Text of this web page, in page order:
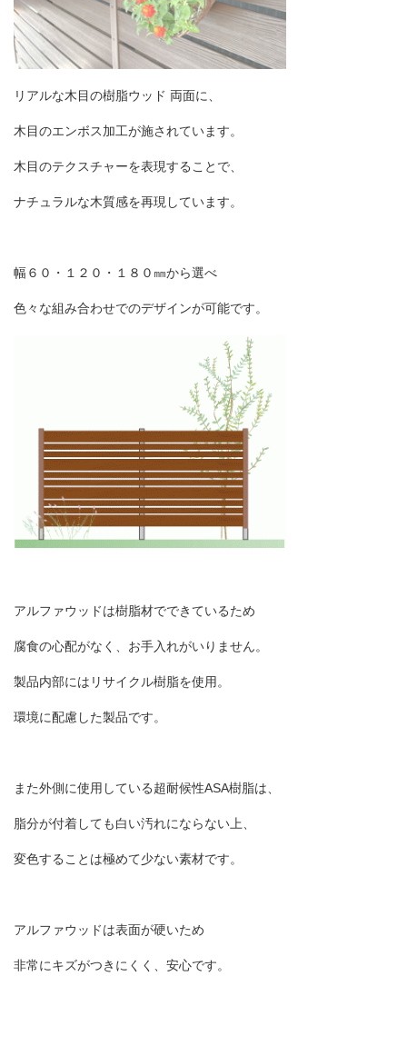
リアルな木目の樹脂ウッド 両面に、
木目のエンボス加工が施されています。
木目のテクスチャーを表現することで、
ナチュラルな木質感を再現しています。
幅６０・１２０・１８０㎜から選べ
色々な組み合わせでのデザインが可能です。
アルファウッドは樹脂材でできているため
腐食の心配がなく、お手入れがいりません。
製品内部にはリサイクル樹脂を使用。
環境に配慮した製品です。
また外側に使用している超耐候性ASA樹脂は、
脂分が付着しても白い汚れにならない上、
変色することは極めて少ない素材です。
アルファウッドは表面が硬いため
非常にキズがつきにくく、安心です。